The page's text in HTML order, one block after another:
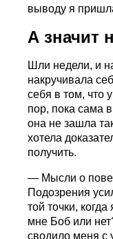
выводу я
А значит
Шли недели, и
накручивала
себя в том, что
пор, пока сама
она не зашла
хотела
получить.
— Мысли о
Подозрения
той точки,
мне Боб или
сводило меня с